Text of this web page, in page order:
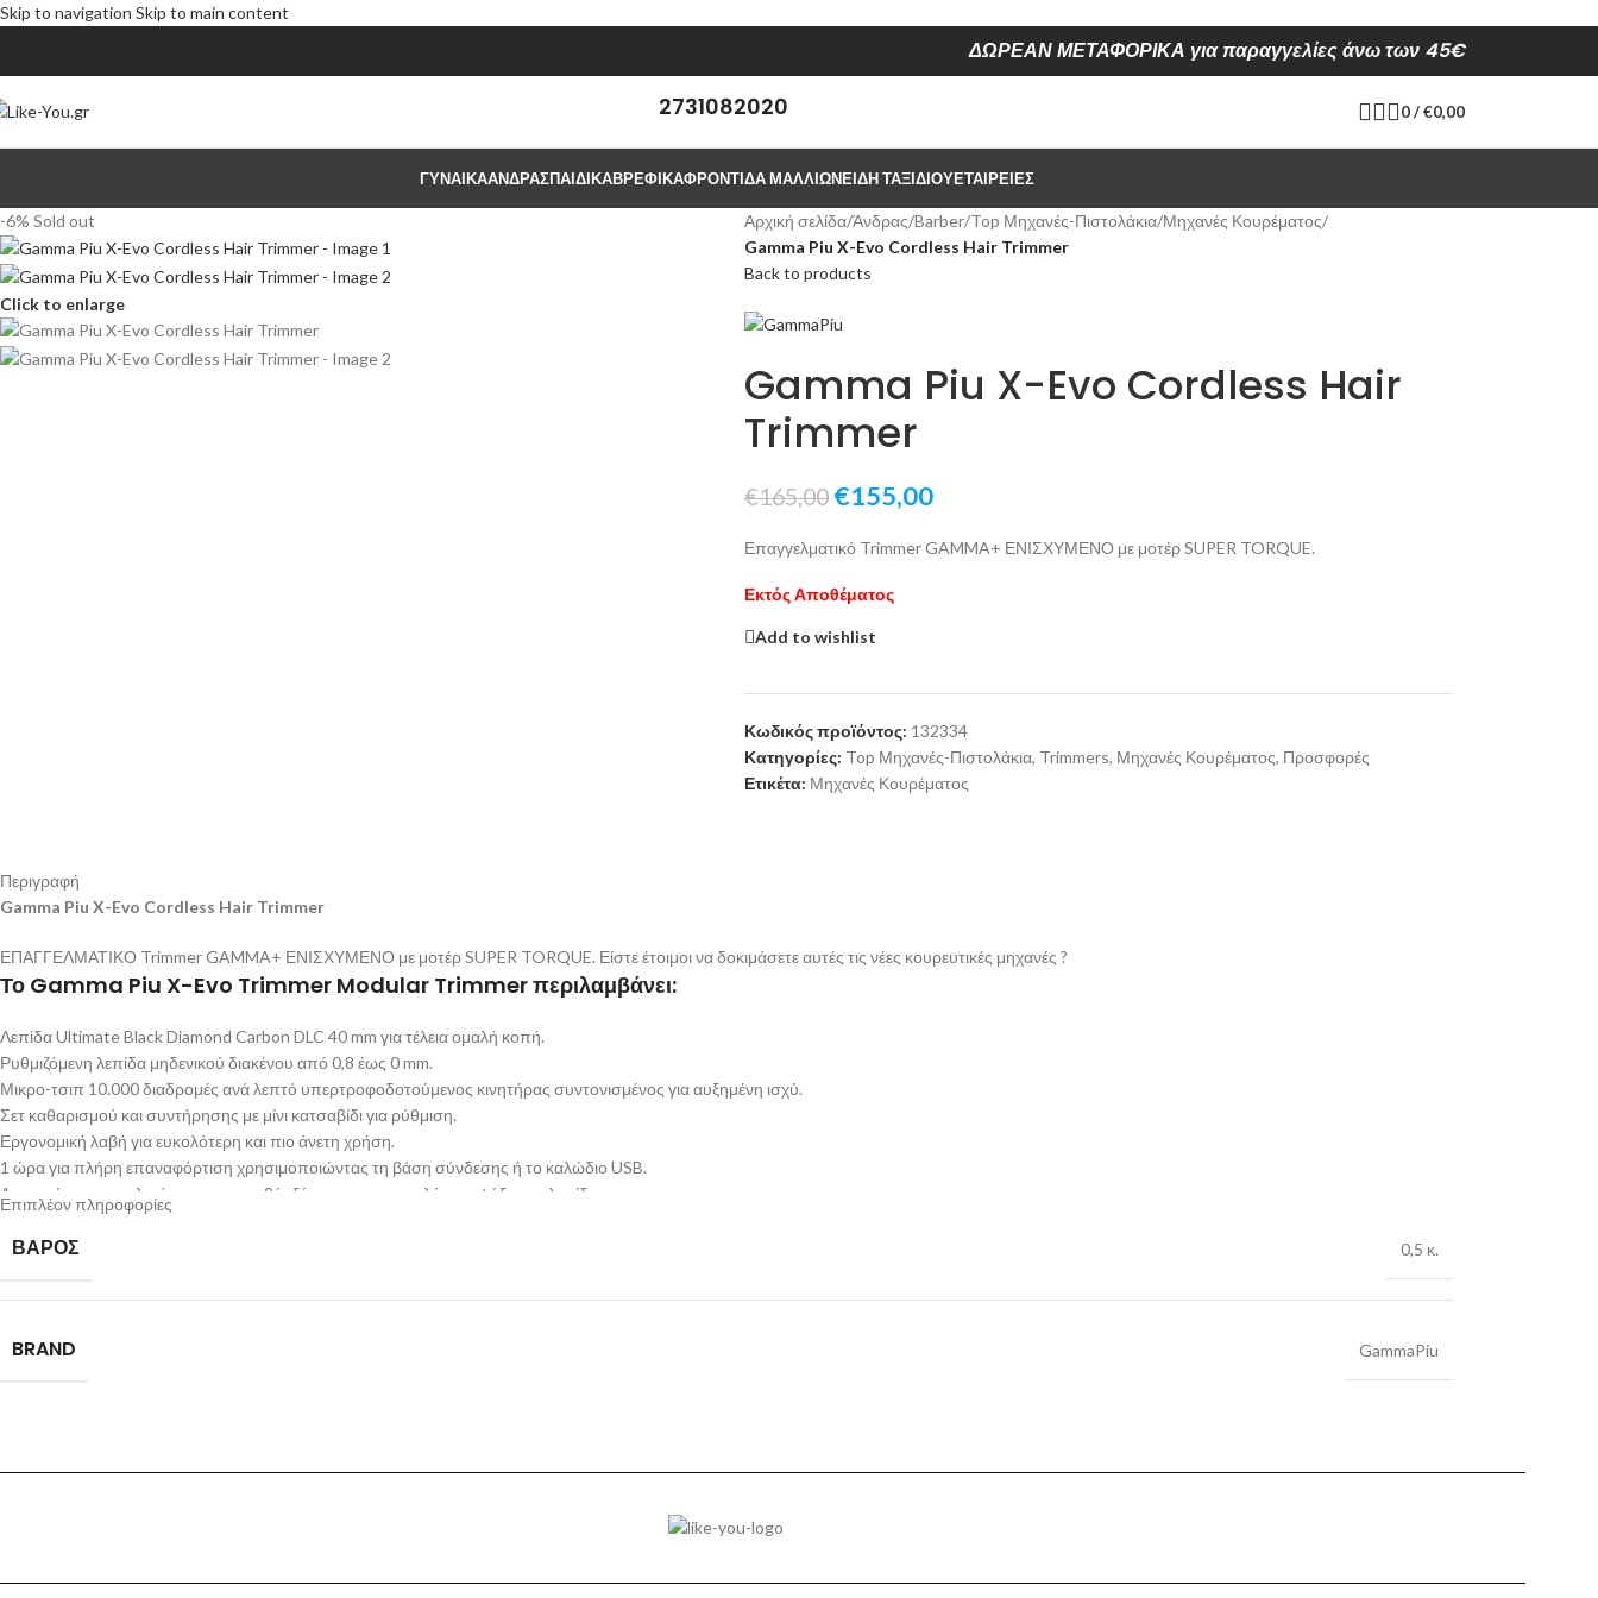
Skip to navigation Skip to main content
ΔΩΡΕΑΝ ΜΕΤΑΦΟΡΙΚΑ για παραγγελίες άνω των 45€
2731082020 0/€0,00
ΓΥΝΑΙΚΑΑΝΔΡΑΣΠΑΙΔΙΚΆΒΡΕΦΙΚΆΦΡΟΝΤΙΔΑ ΜΑΛΛΙΩΝΕΊΔΗ ΤΑΞΙΔΙΟΎΕΤΑΙΡΕΊΕΣ
-6% Sold out
Click to enlarge
Αρχική σελίδα/Άνδρας/Barber/Top Μηχανές-Πιστολάκια/Μηχανές Κουρέματος/
Gamma Piu X-Evo Cordless Hair Trimmer
Back to products
Gamma Piu X-Evo Cordless Hair
Trimmer
€165,00 €155,00
Επαγγελματικό Trimmer GAMMA+ ΕΝΙΣΧΥΜΕΝΟ με μοτέρ SUPER TORQUE.
Εκτός Αποθέματος
Add to wishlist
Κωδικός προϊόντος: 132334
Κατηγορίες: Top Μηχανές-Πιστολάκια, Trimmers, Μηχανές Κουρέματος, Προσφορές
Ετικέτα: Μηχανές Κουρέματος
Περιγραφή
Gamma Piu X-Evo Cordless Hair Trimmer
ΕΠΑΓΓΕΛΜΑΤΙΚΟ Trimmer GAMMA+ ΕΝΙΣΧΥΜΕΝΟ με μοτέρ SUPER TORQUE. Είστε έτοιμοι να δοκιμάσετε αυτές τις νέες κουρευτικές μηχανές ?
Το Gamma Piu X-Evo Trimmer Modular Trimmer περιλαμβάνει:
Λεπίδα Ultimate Black Diamond Carbon DLC 40 mm για τέλεια ομαλή κοπή.
Ρυθμιζόμενη λεπίδα μηδενικού διακένου από 0,8 έως 0 mm.
Μικρο-τσιπ 10.000 διαδρομές ανά λεπτό υπερτροφοδοτούμενος κινητήρας συντονισμένος για αυξημένη ισχύ.
Σετ καθαρισμού και συντήρησης με μίνι κατσαβίδι για ρύθμιση.
Εργονομική λαβή για ευκολότερη και πιο άνετη χρήση.
1 ώρα για πλήρη επαναφόρτιση χρησιμοποιώντας τη βάση σύνδεσης ή το καλώδιο USB.
Αφαιρούμενος σκελετός για πιο ακριβές ξύρισμα και για καλύτερη ψύξη της λεπίδας.
Επιπλέον πληροφορίες
ΒΆΡΟΣ 0,5 κ.
BRAND GammaPiu